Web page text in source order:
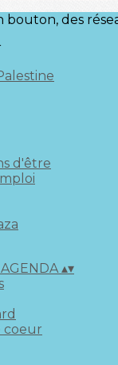
des
d'être
▴▾
coeur